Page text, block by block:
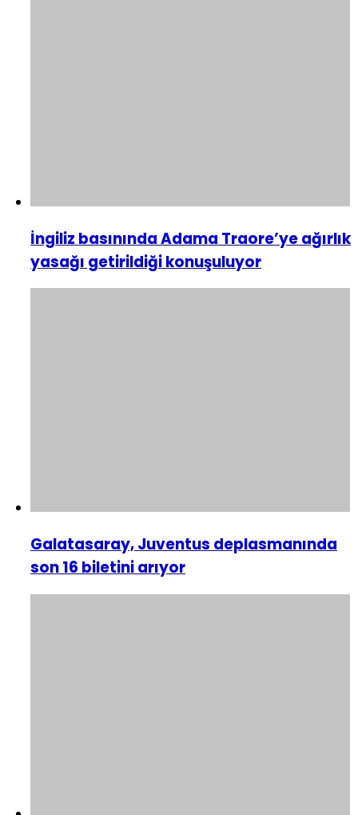
İngiliz basınında Adama Traore’ye ağırlık
yasağı getirildiği konuşuluyor
Galatasaray, Juventus deplasmanında
son 16 biletini arıyor